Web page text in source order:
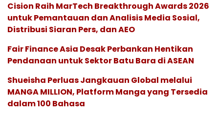
Cision Raih MarTech Breakthrough Awards 2026
untuk Pemantauan dan Analisis Media Sosial,
Distribusi Siaran Pers, dan AEO
Fair Finance Asia Desak Perbankan Hentikan
Pendanaan untuk Sektor Batu Bara di ASEAN
Shueisha Perluas Jangkauan Global melalui
MANGA MILLION, Platform Manga yang Tersedia
dalam 100 Bahasa